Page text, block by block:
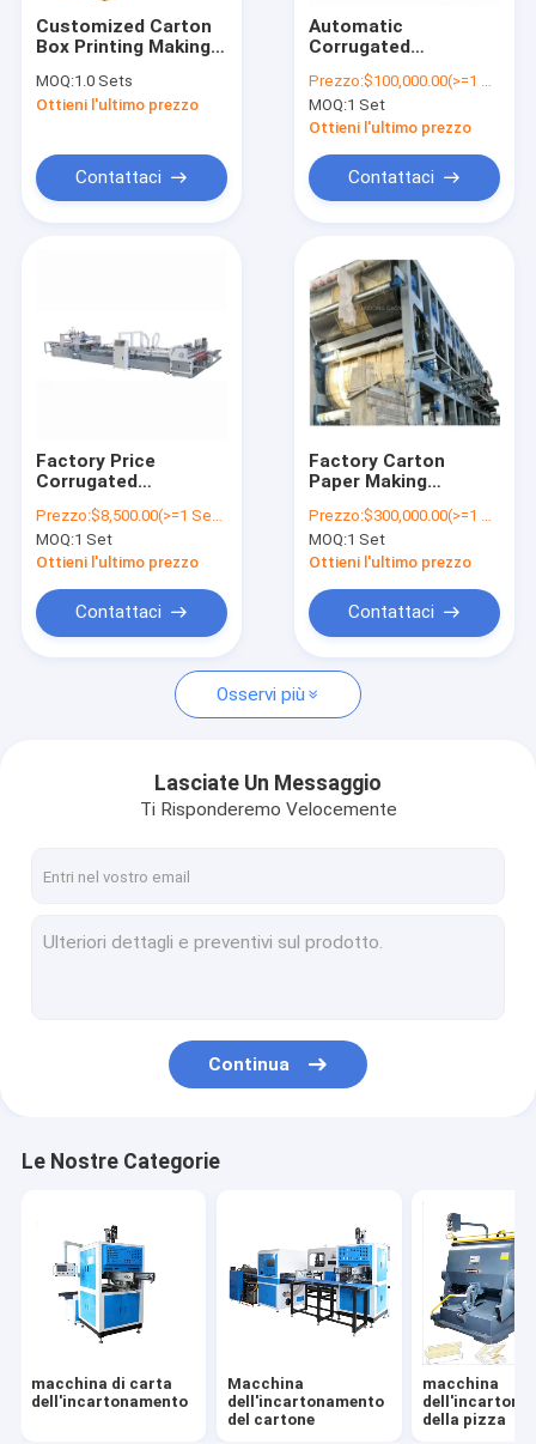
Chi siamo
Macchina dell'incartonamento del cartone
macchina dell'incartonamento della pizza
Macchina per la produzione di scatole di imballaggio
Macchina di produzione di scatole modulare
Macchina per la fabbricazione di scatole stampate
Macchina per la fabbricazione di scatole mobili
Customized Carton
Box Printing Making
Making Machine
Small In A Line 3
Sale
MOQ:1.0 Sets
Ottieni l'ultimo prezzo
Contattaci
Automatic
Corrugated
Cardboard Paper Box
Making Machine Price
Prezzo:$100,000.00(>=1 Sets)
MOQ:1 Set
Ottieni l'ultimo prezzo
Contattaci
Factory Price
Corrugated
High Speed ​​Fully
Automatic Folder
Gluer Machine For
Cardboard Box
Prezzo:$8,500.00(>=1 Sets)
MOQ:1 Set
Ottieni l'ultimo prezzo
Contattaci
Factory Carton
Paper Making
30t
Prezzo:$300,000.00(>=1 Sets)
MOQ:1 Set
Ottieni l'ultimo prezzo
Contattaci
Osservi più
Lasciate Un Messaggio
Ti Risponderemo Velocemente
Continua
Le Nostre Categorie
macchina di carta
dell'incartonamento
Macchina
dell'incartonamento
del cartone
macchina
della pizza